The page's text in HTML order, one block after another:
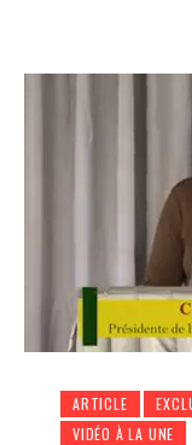
ARTICLE
VIDÉO À LA UNE